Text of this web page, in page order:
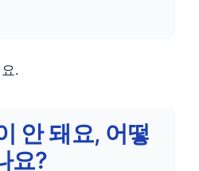
.
안 돼요, 어떻
요?